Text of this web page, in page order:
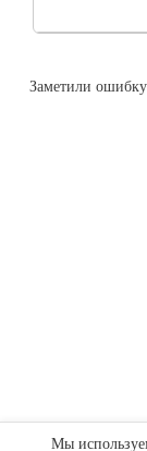
Заметили
Мы